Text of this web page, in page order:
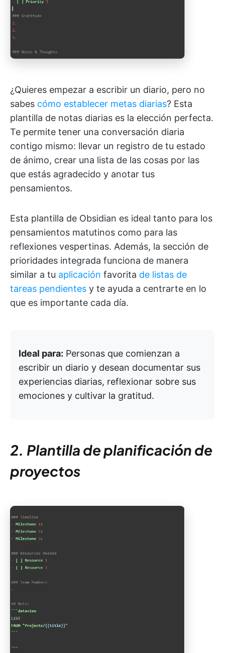
¿Quieres empezar a escribir un diario, pero no
sabes cómo establecer metas diarias? Esta
plantilla de notas diarias es la elección perfecta.
Te permite tener una conversación diaria
contigo mismo: llevar un registro de tu estado
de ánimo, crear una lista de las cosas por las
que estás agradecido y anotar tus
pensamientos.
Esta plantilla de Obsidian es ideal tanto para los
pensamientos matutinos como para las
reflexiones vespertinas. Además, la sección de
prioridades integrada funciona de manera
similar a tu aplicación favorita de listas de
tareas pendientes y te ayuda a centrarte en lo
que es importante cada día.
Ideal para: Personas que comienzan a
escribir un diario y desean documentar sus
experiencias diarias, reflexionar sobre sus
emociones y cultivar la gratitud.
2. Plantilla de planificación de
proyectos